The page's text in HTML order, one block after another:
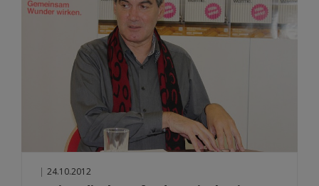
| 24.10.2012